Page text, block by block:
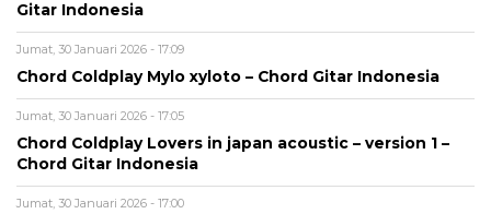
Gitar Indonesia
Jumat, 30 Januari 2026 - 17:09
Chord Coldplay Mylo xyloto – Chord Gitar Indonesia
Jumat, 30 Januari 2026 - 17:05
Chord Coldplay Lovers in japan acoustic – version 1 –
Chord Gitar Indonesia
Jumat, 30 Januari 2026 - 17:00